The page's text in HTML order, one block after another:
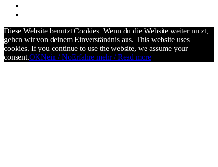
Diese Website benutzt Cookies. Wenn du die Website weiter nutzt,
gehen wir von deinem Einverständnis aus. This website uses
cookies. If you continue to use the website, we assume your
consent.OKNein / NoErfahre mehr / Read more